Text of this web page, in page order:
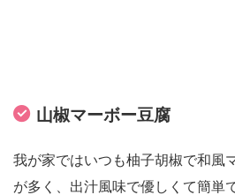
山椒マーボー豆腐
我が家ではいつも柚子胡椒で和風
が多く、出汁風味で優しくて簡単